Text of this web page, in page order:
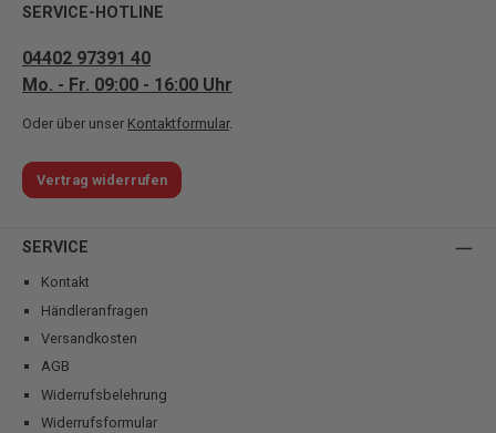
SERVICE-HOTLINE
04402 97391 40
Mo. - Fr. 09:00 - 16:00 Uhr
Oder über unser Kontaktformular.
Vertrag widerrufen
SERVICE
Kontakt
Händleranfragen
Versandkosten
AGB
Widerrufsbelehrung
Widerrufsformular